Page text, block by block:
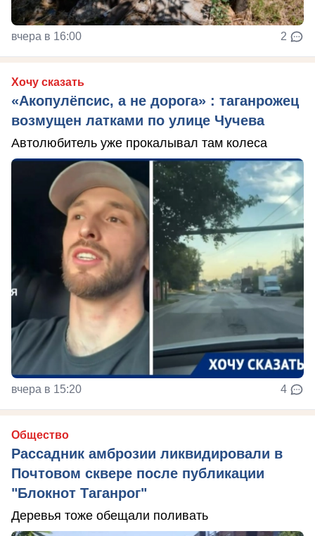
вчера в 16:00 2
Хочу сказать
«Акопулёпсис, а не дорога» : таганрожец
возмущен латками по улице Чучева
Автолюбитель уже прокалывал там колеса
вчера в 15:20 4
Общество
Рассадник амброзии ликвидировали в
Почтовом сквере после публикации
"Блокнот Таганрог"
Деревья тоже обещали поливать